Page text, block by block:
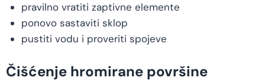
pravilno vratiti zaptivne elemente
ponovo sastaviti sklop
pustiti vodu i proveriti spojeve
Čišćenje hromirane površine